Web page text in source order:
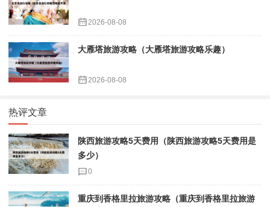
2026-08-08
大雁塔旅游攻略（大雁塔旅游攻略乐趣）
2026-08-08
热评文章
陕西旅游攻略5天费用（陕西旅游攻略5天费用是
多少）
0
重庆到香格里拉旅游攻略（重庆到香格里拉旅游